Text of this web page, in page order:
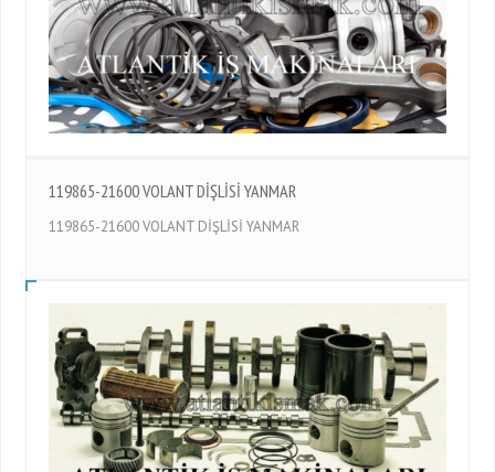
119865-21600 VOLANT DİŞLİSİ YANMAR
119865-21600 VOLANT DİŞLİSİ YANMAR